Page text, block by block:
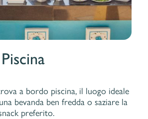
a bordo piscina, il luogo ideale
bevanda ben fredda o saziare la
preferito.